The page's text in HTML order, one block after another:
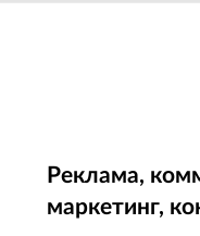
Реклама,
маркетинг,